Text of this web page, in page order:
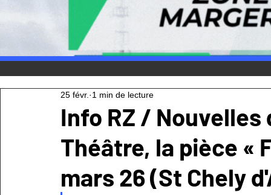
Info RZ /
Théâtre, la pièce «
mars 26 (St Chely
25 févr. 1 min de lecture